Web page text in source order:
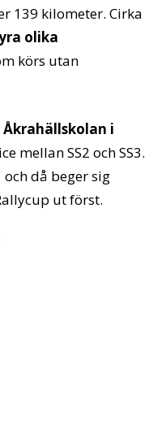
139 kilometer. Cirka
olika
körs utan
Åkrahällskolan i
mellan SS2 och SS3.
då beger sig
ut först.